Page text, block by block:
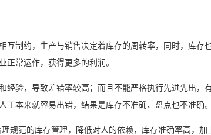
互制约，生产与销售决定着库存的周转率，同时，库存
正常运作，获得更多的利润。
经验，导致差错率较高；而且不能严格执行先进先出，
工本来就容易出错，结果是库存不准确、盘点也不准确。
规范的库存管理，降低对人的依赖，库存准确率高，